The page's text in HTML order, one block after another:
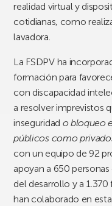
realidad virtual y
cotidianas, como
lavadora.
La FSDPV ha
formación para
con discapacidad
a resolver imprevistos
inseguridad o bloqueo
públicos como
con un equipo de 92
apoyan a 650
del desarrollo y a
han colaborado en